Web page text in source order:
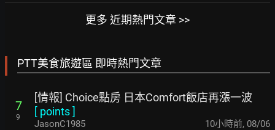
更多 近期熱門文章 >>
PTT美食旅遊區 即時熱門文章
7
9
[情報] Choice點房 日本Comfort飯店再漲一波
[ points]
JasonC1985 10小時前, 08/06